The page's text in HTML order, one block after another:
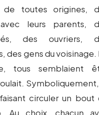
toutes origines,
leurs parents,
des ouvriers,
des gens du voisinage.
tous semblaient
circuler un bout
Au choix, chacun